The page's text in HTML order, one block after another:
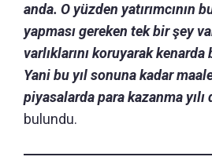
anda. O yüzden yatırımcının
yapması gereken tek bir şey
varlıklarını koruyarak kenarda
Yani bu yıl sonuna kadar
piyasalarda para kazanma yılı
bulundu.